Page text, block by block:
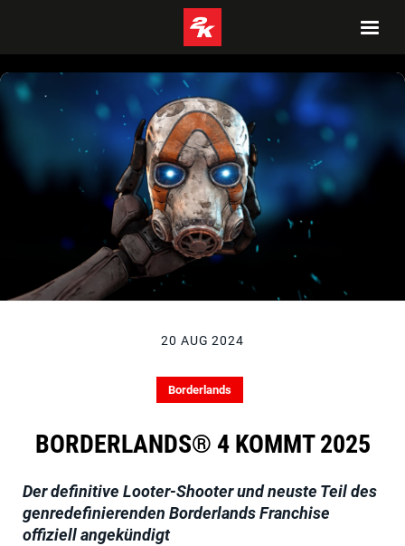
20 AUG 2024
Borderlands
BORDERLANDS® 4 KOMMT 2025
Der definitive Looter-Shooter und neuste Teil des
genredefinierenden Borderlands Franchise
offiziell angekündigt